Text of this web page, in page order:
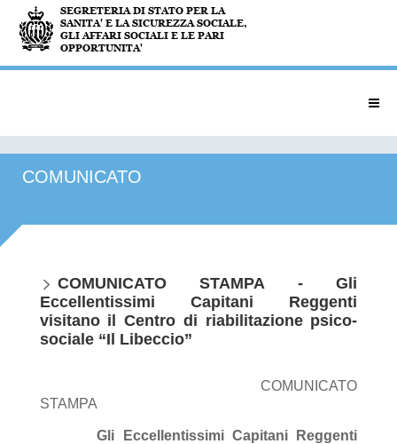
COMUNICATO
COMUNICATO STAMPA - Gli
Eccellentissimi Capitani Reggenti
visitano il Centro di riabilitazione psico-
sociale “Il Libeccio”
COMUNICATO
STAMPA
Gli Eccellentissimi Capitani Reggenti